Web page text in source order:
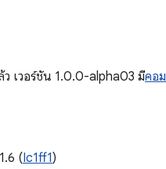
ว เวอร์ชัน 1.0.0-alpha03 มีคอม
(Ic1ff1)